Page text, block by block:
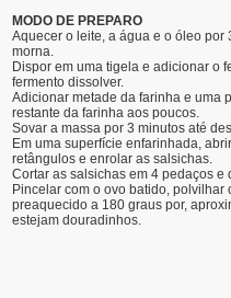
MODO DE PREPARO
Aquecer o leite, a água e o óleo por
morna.
Dispor em uma tigela e adicionar o
fermento dissolver.
Adicionar metade da farinha e uma
restante da farinha aos poucos.
Sovar a massa por 3 minutos até
Em uma superfície enfarinhada,
retângulos e enrolar as salsichas.
Cortar as salsichas em 4 pedaços
Pincelar com o ovo batido,
preaquecido a 180 graus por,
estejam douradinhos.